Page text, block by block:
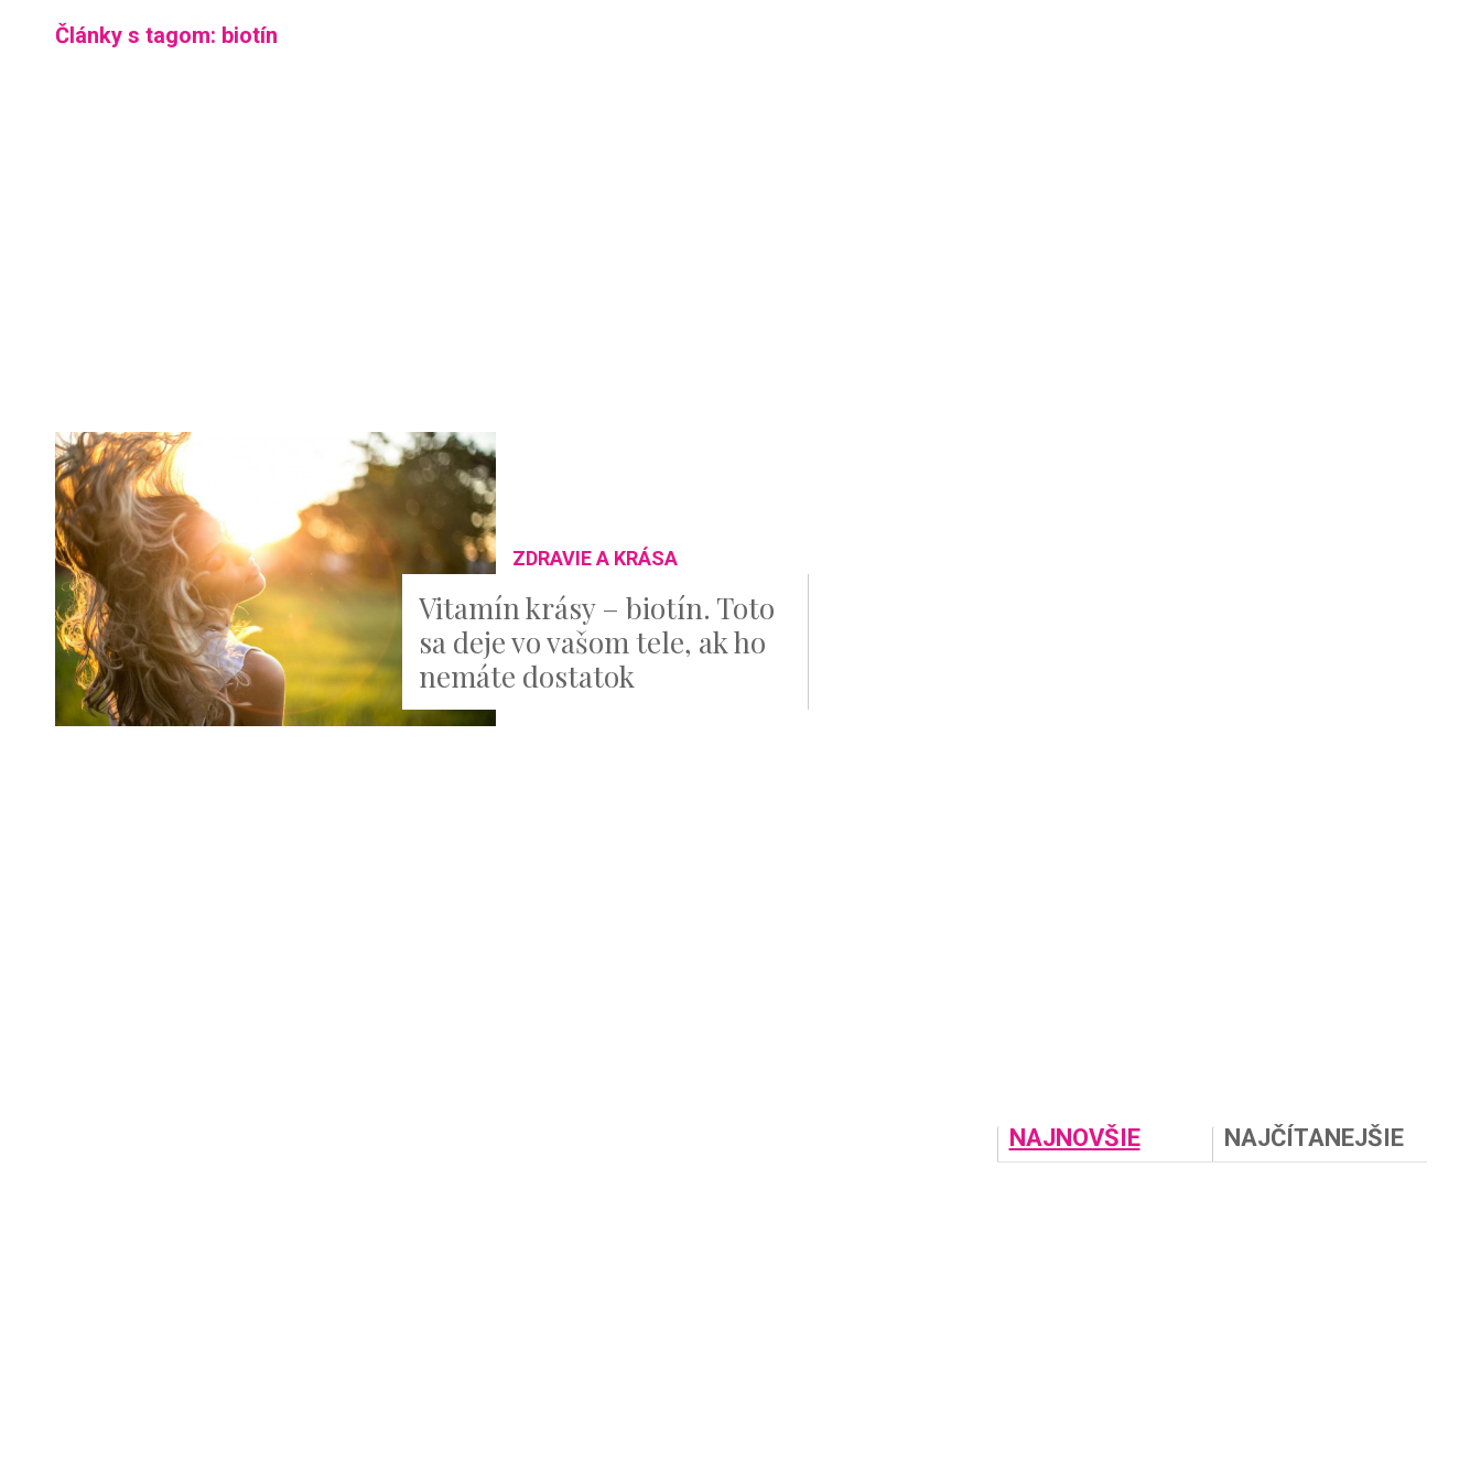
Články s tagom: biotín
ZDRAVIE A KRÁSA
Vitamín krásy – biotín. Toto
sa deje vo vašom tele, ak ho
nemáte dostatok
NAJNOVŠIE NAJČÍTANEJŠIE